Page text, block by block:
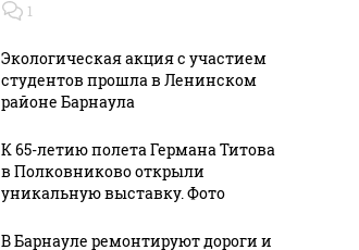
Как выглядит место
крушение вертолета на
1
Экологическая акция с участием
студентов прошла в Ленинском
районе Барнаула
К 65-летию полета Германа Титова
в Полковниково открыли
уникальную выставку. Фото
В Барнауле ремонтируют дороги и